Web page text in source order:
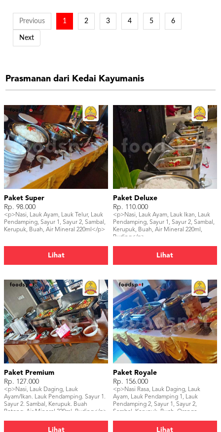
Previous 1 2 3 4 5 6
Next
Prasmanan dari Kedai Kayumanis
Paket Super
Rp. 98.000
<p>Nasi, Lauk Ayam, Lauk Telur, Lauk
Pendamping, Sayur 1, Sayur 2, Sambal,
Kerupuk, Buah, Air Mineral 220ml</p>
Lihat
Paket Deluxe
Rp. 110.000
<p>Nasi, Lauk Ayam, Lauk Ikan, Lauk
Pendamping, Sayur 1, Sayur 2, Sambal,
Kerupuk, Buah, Air Mineral 220ml,
Puding</p>
Lihat
Paket Premium
Rp. 127.000
<p>Nasi, Lauk Daging, Lauk
Ayam/Ikan. Lauk Pendamping. Sayur 1.
Sayur 2. Sambal, Kerupuk. Buah
Potong, Air Mineral 220ml. Puding</p>
Lihat
Paket Royale
Rp. 156.000
<p>Nasi Rasa, Lauk Daging, Lauk
Ayam, Lauk Pendamping 1, Lauk
Pendamping 2, Sayur 1, Sayur 2,
Sambal, Kerupuk, Buah, Orange
Juice/Infused Water, Sweets/Desserts,
Lihat